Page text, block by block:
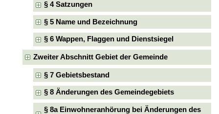
§ 4 Satzungen
§ 5 Name und Bezeichnung
§ 6 Wappen, Flaggen und Dienstsiegel
Zweiter Abschnitt Gebiet der Gemeinde
§ 7 Gebietsbestand
§ 8 Änderungen des Gemeindegebiets
§ 8a Einwohneranhörung bei Änderungen des